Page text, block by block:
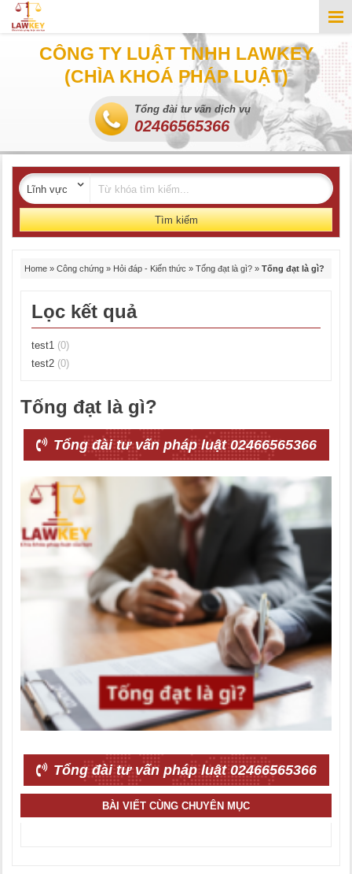
CÔNG TY LUẬT TNHH LAWKEY
(CHÌA KHOÁ PHÁP LUẬT)
Tổng đài tư vấn dịch vụ
02466565366
Tìm kiếm
Home » Công chứng » Hỏi đáp - Kiến thức » Tống đạt là gì? » Tống đạt là gì?
Lọc kết quả
test1 (0)
test2 (0)
Tống đạt là gì?
Tổng đài tư vấn pháp luật 02466565366
Tổng đài tư vấn pháp luật 02466565366
BÀI VIẾT CÙNG CHUYÊN MỤC